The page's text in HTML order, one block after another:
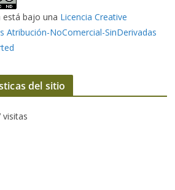
está bajo una Licencia Creative
Atribución-NoComercial-SinDerivadas
del sitio
visitas